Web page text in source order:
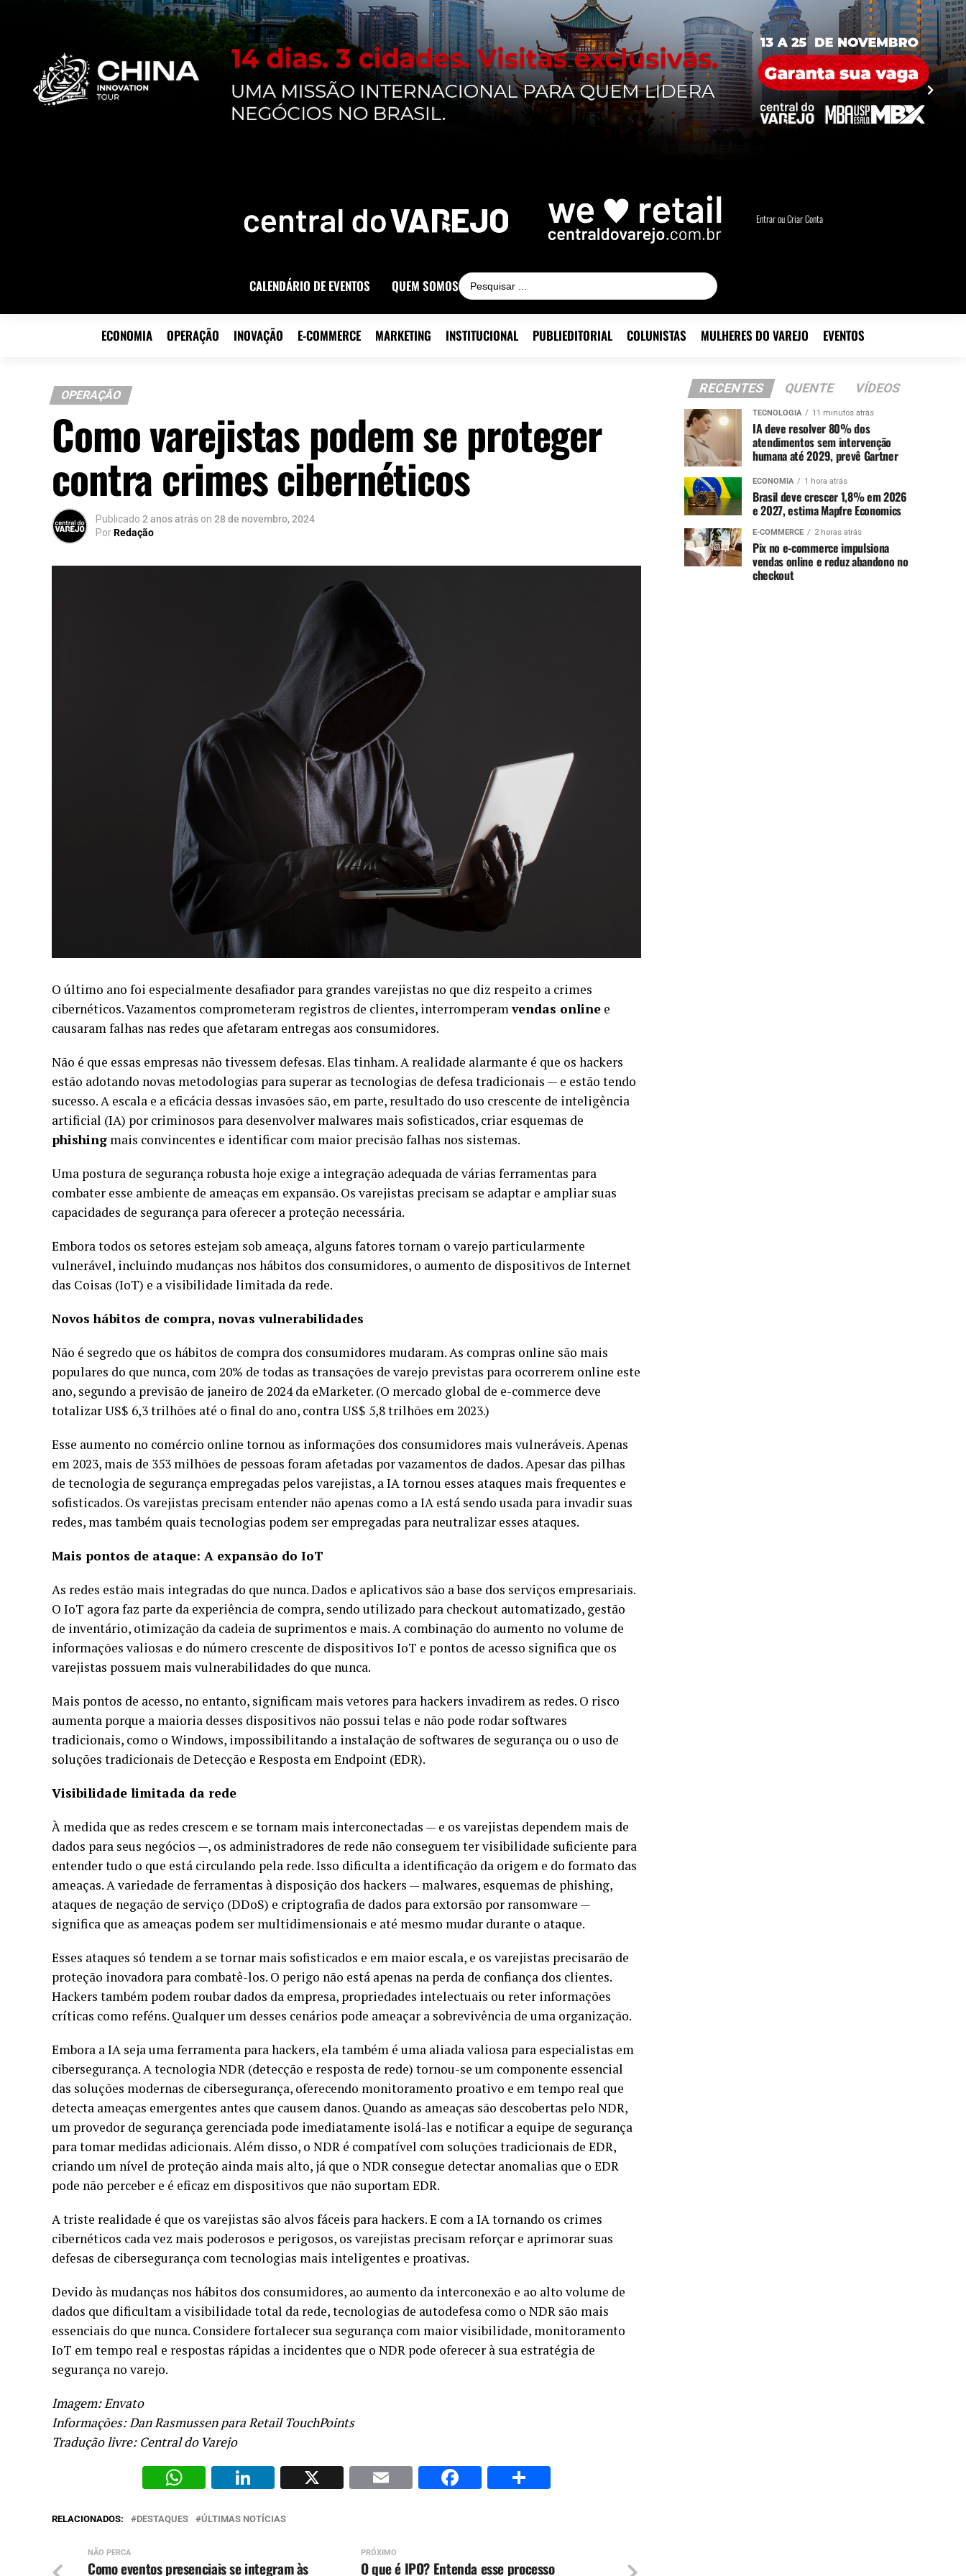
Entrar ou Criar Conta
CALENDÁRIO DE EVENTOS QUEM SOMOS
ECONOMIA OPERAÇÃO INOVAÇÃO E-COMMERCE MARKETING INSTITUCIONAL PUBLIEDITORIAL COLUNISTAS MULHERES DO VAREJO EVENTOS
OPERAÇÃO
Como varejistas podem se proteger
contra crimes cibernéticos
Publicado 2 anos atrás on 28 de novembro, 2024
PorRedação
O último ano foi especialmente desafiador para grandes varejistas no que diz respeito a crimes
cibernéticos. Vazamentos comprometeram registros de clientes, interromperamvendas online e
causaram falhas nas redes que afetaram entregas aos consumidores.
Não é que essas empresas não tivessem defesas. Elas tinham. A realidade alarmante é que os hackers
estão adotando novas metodologias para superar as tecnologias de defesa tradicionais — e estão tendo
sucesso. A escala e a eficácia dessas invasões são, em parte, resultado do uso crescente de inteligência
artificial (IA) por criminosos para desenvolver malwares mais sofisticados, criar esquemas de
phishing mais convincentes e identificar com maior precisão falhas nos sistemas.
Uma postura de segurança robusta hoje exige a integração adequada de várias ferramentas para
combater esse ambiente de ameaças em expansão. Os varejistas precisam se adaptar e ampliar suas
capacidades de segurança para oferecer a proteção necessária.
Embora todos os setores estejam sob ameaça, alguns fatores tornam o varejo particularmente
vulnerável, incluindo mudanças nos hábitos dos consumidores, o aumento de dispositivos de Internet
das Coisas (IoT) e a visibilidade limitada da rede.
Novos hábitos de compra, novas vulnerabilidades
Não é segredo que os hábitos de compra dos consumidores mudaram. As compras online são mais
populares do que nunca, com 20% de todas as transações de varejo previstas para ocorrerem online este
ano, segundo a previsão de janeiro de 2024 da eMarketer. (O mercado global de e-commerce deve
totalizar US$ 6,3 trilhões até o final do ano, contra US$ 5,8 trilhões em 2023.)
Esse aumento no comércio online tornou as informações dos consumidores mais vulneráveis. Apenas
em 2023, mais de 353 milhões de pessoas foram afetadas por vazamentos de dados. Apesar das pilhas
de tecnologia de segurança empregadas pelos varejistas, a IA tornou esses ataques mais frequentes e
sofisticados. Os varejistas precisam entender não apenas como a IA está sendo usada para invadir suas
redes, mas também quais tecnologias podem ser empregadas para neutralizar esses ataques.
Mais pontos de ataque: A expansão do IoT
As redes estão mais integradas do que nunca. Dados e aplicativos são a base dos serviços empresariais.
O IoT agora faz parte da experiência de compra, sendo utilizado para checkout automatizado, gestão
de inventário, otimização da cadeia de suprimentos e mais. A combinação do aumento no volume de
informações valiosas e do número crescente de dispositivos IoT e pontos de acesso significa que os
varejistas possuem mais vulnerabilidades do que nunca.
Mais pontos de acesso, no entanto, significam mais vetores para hackers invadirem as redes. O risco
aumenta porque a maioria desses dispositivos não possui telas e não pode rodar softwares
tradicionais, como o Windows, impossibilitando a instalação de softwares de segurança ou o uso de
soluções tradicionais de Detecção e Resposta em Endpoint (EDR).
Visibilidade limitada da rede
À medida que as redes crescem e se tornam mais interconectadas — e os varejistas dependem mais de
dados para seus negócios —, os administradores de rede não conseguem ter visibilidade suficiente para
entender tudo o que está circulando pela rede. Isso dificulta a identificação da origem e do formato das
ameaças. A variedade de ferramentas à disposição dos hackers — malwares, esquemas de phishing,
ataques de negação de serviço (DDoS) e criptografia de dados para extorsão por ransomware —
significa que as ameaças podem ser multidimensionais e até mesmo mudar durante o ataque.
Esses ataques só tendem a se tornar mais sofisticados e em maior escala, e os varejistas precisarão de
proteção inovadora para combatê-los. O perigo não está apenas na perda de confiança dos clientes.
Hackers também podem roubar dados da empresa, propriedades intelectuais ou reter informações
críticas como reféns. Qualquer um desses cenários pode ameaçar a sobrevivência de uma organização.
Embora a IA seja uma ferramenta para hackers, ela também é uma aliada valiosa para especialistas em
cibersegurança. A tecnologia NDR (detecção e resposta de rede) tornou-se um componente essencial
das soluções modernas de cibersegurança, oferecendo monitoramento proativo e em tempo real que
detecta ameaças emergentes antes que causem danos. Quando as ameaças são descobertas pelo NDR,
um provedor de segurança gerenciada pode imediatamente isolá-las e notificar a equipe de segurança
para tomar medidas adicionais. Além disso, o NDR é compatível com soluções tradicionais de EDR,
criando um nível de proteção ainda mais alto, já que o NDR consegue detectar anomalias que o EDR
pode não perceber e é eficaz em dispositivos que não suportam EDR.
A triste realidade é que os varejistas são alvos fáceis para hackers. E com a IA tornando os crimes
cibernéticos cada vez mais poderosos e perigosos, os varejistas precisam reforçar e aprimorar suas
defesas de cibersegurança com tecnologias mais inteligentes e proativas.
Devido às mudanças nos hábitos dos consumidores, ao aumento da interconexão e ao alto volume de
dados que dificultam a visibilidade total da rede, tecnologias de autodefesa como o NDR são mais
essenciais do que nunca. Considere fortalecer sua segurança com maior visibilidade, monitoramento
IoT em tempo real e respostas rápidas a incidentes que o NDR pode oferecer à sua estratégia de
segurança no varejo.
Imagem: Envato
Informações: Dan Rasmussen para Retail TouchPoints
Tradução livre: Central do Varejo
WhatsAppLinkedIn
X Email Facebook
RELACIONADOS: DESTAQUES ÚLTIMAS NOTÍCIAS
PRÓXIMO
O que é IPO? Entenda esse processo
NÃO PERCA
Como eventos presenciais se integram às
RECENTES QUENTE VÍDEOS
TECNOLOGIA 11 minutos atrás
IA deve resolver 80% dos
atendimentos sem intervenção
humana até 2029, prevê Gartner
ECONOMIA 1 hora atrás
Brasil deve crescer 1,8% em 2026
e 2027, estima Mapfre Economics
E-COMMERCE 2 horas atrás
Pix no e-commerce impulsiona
vendas online e reduz abandono no
checkout